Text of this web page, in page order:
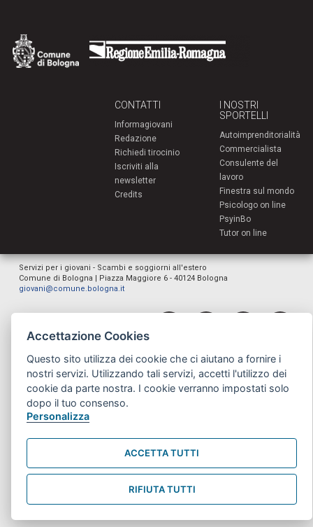
CONTATTI
Informagiovani
Redazione
Richiedi tirocinio
Iscriviti alla
newsletter
Credits
I NOSTRI
SPORTELLI
Autoimprenditorialità
Commercialista
Consulente del
lavoro
Finestra sul mondo
Psicologo on line
PsyinBo
Tutor on line
Servizi per i giovani - Scambi e soggiorni all'estero
Comune di Bologna | Piazza Maggiore 6 - 40124 Bologna
giovani@comune.bologna.it
Accettazione Cookies
Questo sito utilizza dei cookie che ci aiutano a fornire i
nostri servizi. Utilizzando tali servizi, accetti l'utilizzo dei
cookie da parte nostra. I cookie verranno impostati solo
dopo il tuo consenso.
Personalizza
ACCETTA TUTTI
RIFIUTA TUTTI